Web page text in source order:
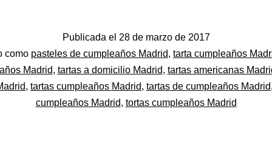
Publicada el 28 de marzo de 2017
como pasteles de cumpleaños Madrid, tarta cumpleaños
Madrid, tartas a domicilio Madrid, tartas americanas
, tartas cumpleaños Madrid, tartas de cumpleaños Madrid,
cumpleaños Madrid, tortas cumpleaños Madrid